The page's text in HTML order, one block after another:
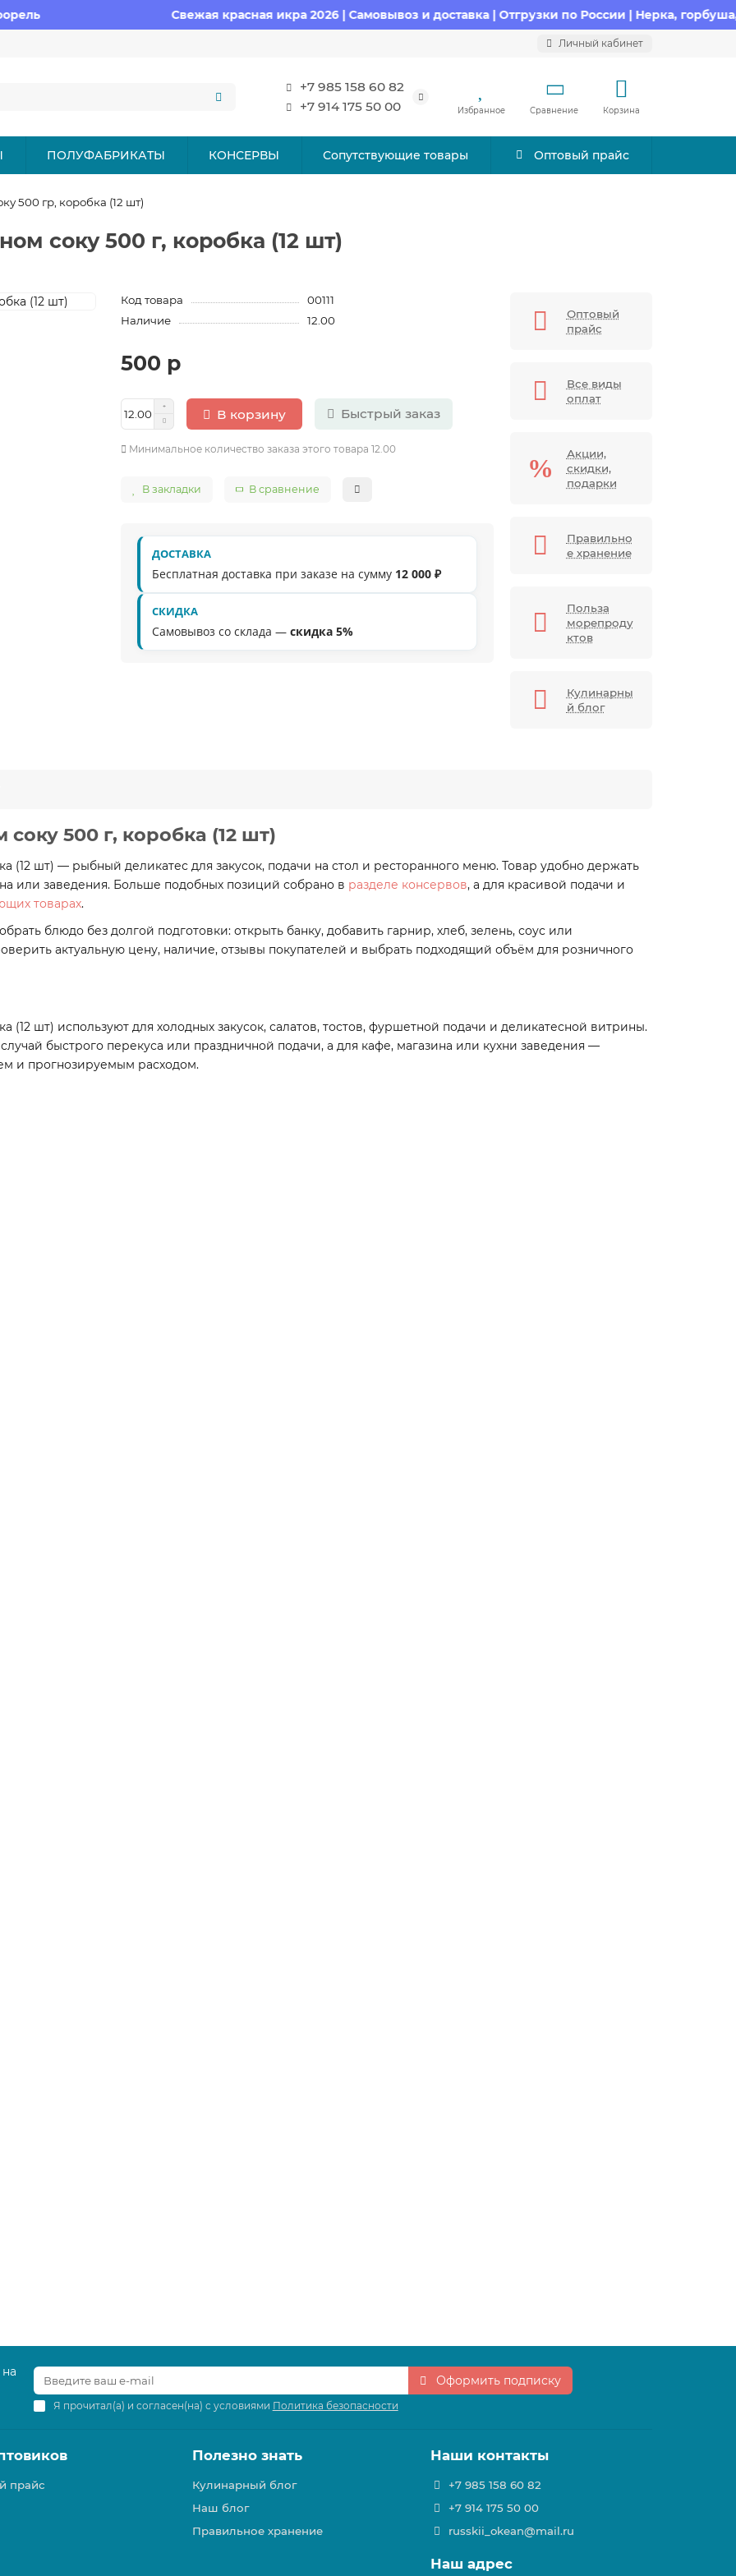
Свежая красная икра 2026 | Самовывоз и доставка | Отгрузки по России | Нерка, горбуша,
Личный кабинет
+7 985 158 60 82
+7 914 175 50 00
Избранное Сравнение Корзина
ПОЛУФАБРИКАТЫ КОНСЕРВЫ Сопутствующие товары Оптовый прайс
500 гр, коробка (12 шт)
соку 500 г, коробка (12 шт)
Код товара
00111
Наличие
12.00
500 р
В корзину Быстрый заказ
Минимальное количество заказа этого товара 12.00
В закладки В сравнение
ДОСТАВКА
Бесплатная доставка при заказе на сумму 12 000 ₽
СКИДКА
Самовывоз со склада —скидка 5%
Оптовый
прайс
Все виды
оплат
Акции,
скидки,
подарки
Правильно
е хранение
Польза
морепроду
ктов
Кулинарны
й блог
500 г, коробка (12 шт)
(12 шт) — рыбный деликатес для закусок, подачи на стол и ресторанного меню. Товар удобно держать
или заведения. Больше подобных позиций собрано в разделе консервов, а для красивой подачи и
товарах.
блюдо без долгой подготовки: открыть банку, добавить гарнир, хлеб, зелень, соус или
актуальную цену, наличие, отзывы покупателей и выбрать подходящий объём для розничного
(12 шт) используют для холодных закусок, салатов, тостов, фуршетной подачи и деликатесной витрины.
быстрого перекуса или праздничной подачи, а для кафе, магазина или кухни заведения —
и прогнозируемым расходом.
Оформить подписку
Я прочитал(а) и согласен(на) с условиями Политика безопасности
прайс
Полезно знать
Кулинарный блог
Наш блог
Правильное хранение
Наши контакты
+7 985 158 60 82
+7 914 175 50 00
russkii_okean@mail.ru
Наш адрес